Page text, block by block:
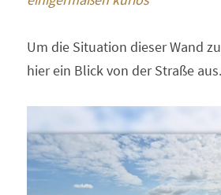
Um die Situation dieser Wand
hier ein Blick von der Straße aus.